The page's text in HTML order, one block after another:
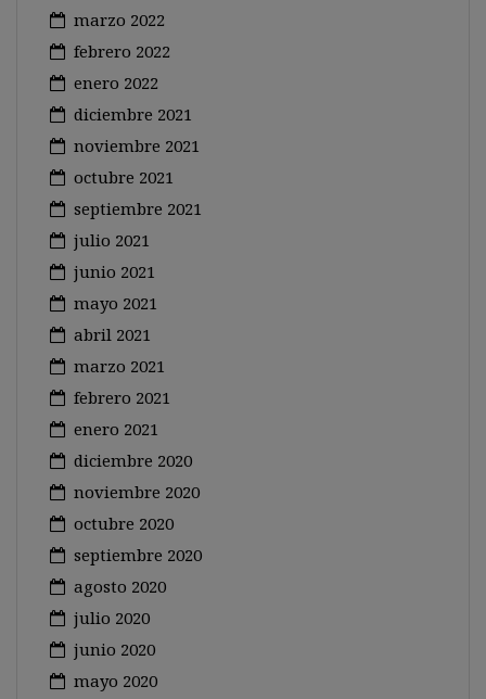
marzo 2022
febrero 2022
enero 2022
diciembre 2021
noviembre 2021
octubre 2021
septiembre 2021
julio 2021
junio 2021
mayo 2021
abril 2021
marzo 2021
febrero 2021
enero 2021
diciembre 2020
noviembre 2020
octubre 2020
septiembre 2020
agosto 2020
julio 2020
junio 2020
mayo 2020